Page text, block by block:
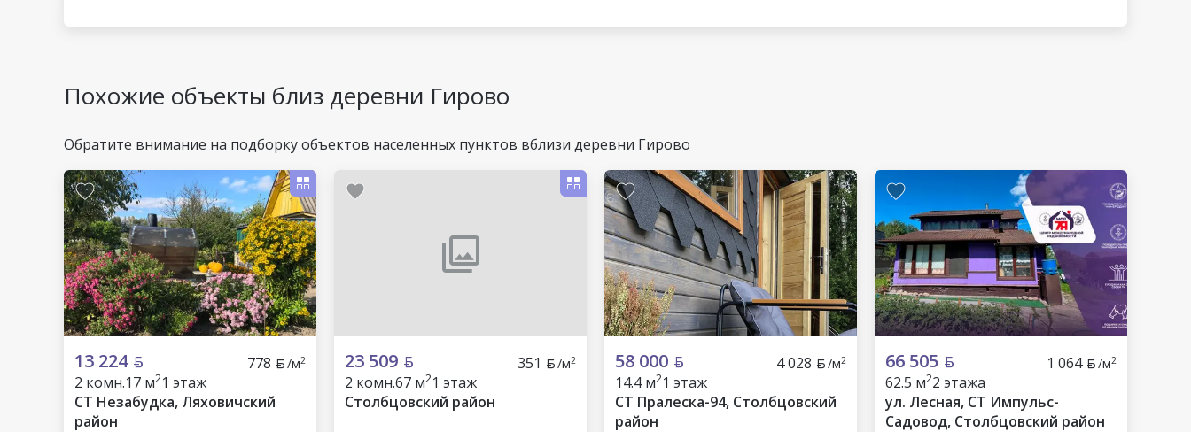
Похожие объекты близ деревни Гирово
Обратите внимание на подборку объектов населенных пунктов вблизи деревни Гирово
13 224 778 /м2
2 комн.17 м21 этаж
СТ Незабудка, Ляховичский
район
23 509 351 /м2
2 комн.67 м21 этаж
Столбцовский район
58 000 4 028 /м2
14.4 м21 этаж
СТ Пралеска-94, Столбцовский
район
66 505 1 064 /м2
62.5 м22 этажа
ул. Лесная, СТ Импульс-
Садовод, Столбцовский район